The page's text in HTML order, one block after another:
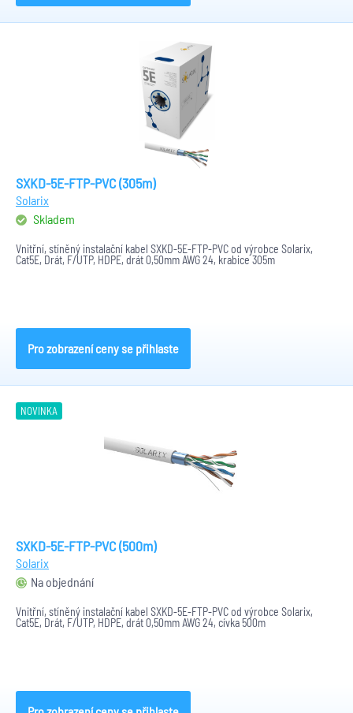
SXKD-5E-FTP-PVC (305m)
Solarix
Skladem
Vnitřní, stíněný instalační kabel SXKD-5E-FTP-PVC od výrobce Solarix,
Cat5E, Drát, F/UTP, HDPE, drát 0,50mm AWG 24, krabice 305m
Pro zobrazení ceny se přihlaste
NOVINKA
SXKD-5E-FTP-PVC (500m)
Solarix
Na objednání
Vnitřní, stíněný instalační kabel SXKD-5E-FTP-PVC od výrobce Solarix,
Cat5E, Drát, F/UTP, HDPE, drát 0,50mm AWG 24, cívka 500m